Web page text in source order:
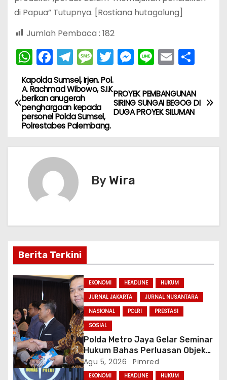
di Papua” Tutupnya. [Rostiana hutagalung]
Jumlah Pembaca : 182
W
h
a
ts
A
p
F
a
c
e
b
o
k
T
el
e
gr
a
M
e
s
s
a
e
T
w
itt
er
M
e
s
s
e
g
Li
n
e
E
m
ai
l
S
ar
e
N
a
v
i
p
o
PROYEK PEMBANGUNAN
SIRING SUNGAI BEGOG DI
DUGA PROYEK SILUMAN
Kapolda Sumsel, Irjen. Pol.
A. Rachmad Wibowo, S.I.K
berikan anugerah
penghargaan kepada
personel Polda Sumsel,
Polrestabes Palembang.
By Wira
Berita Terkini
EKONOMI HEADLINE
HUKUM
JURNAL JAKARTA
JURNAL NUSANTARA
NASIONAL
POLRI
PRESTASI
SOSIAL
Polda Metro Jaya Gelar Seminar
Hukum Bahas Perluasan Objek
Praperadilan dalam KUHAP Baru
Agu 5, 2026 Pimred
EKONOMI HEADLINE
HUKUM